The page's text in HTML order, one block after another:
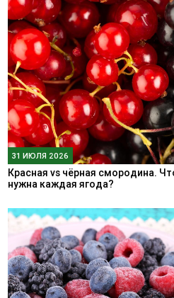
31 ИЮЛЯ 2026
Красная vs чёрная смородина.
нужна каждая ягода?